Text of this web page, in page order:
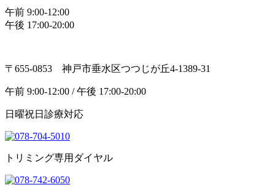
午前 9:00-12:00
午後 17:00-20:00
〒655-0853 神戸市垂水区つつじが丘4-1389-31
午前 9:00-12:00 / 午後 17:00-20:00
日曜祝日診療対応
トリミング専用ダイヤル